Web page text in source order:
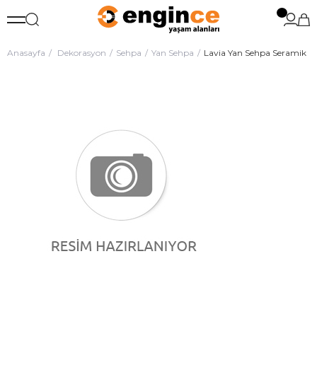
Anasayfa Dekorasyon Sehpa Yan Sehpa Lavia Yan Sehpa Seramik